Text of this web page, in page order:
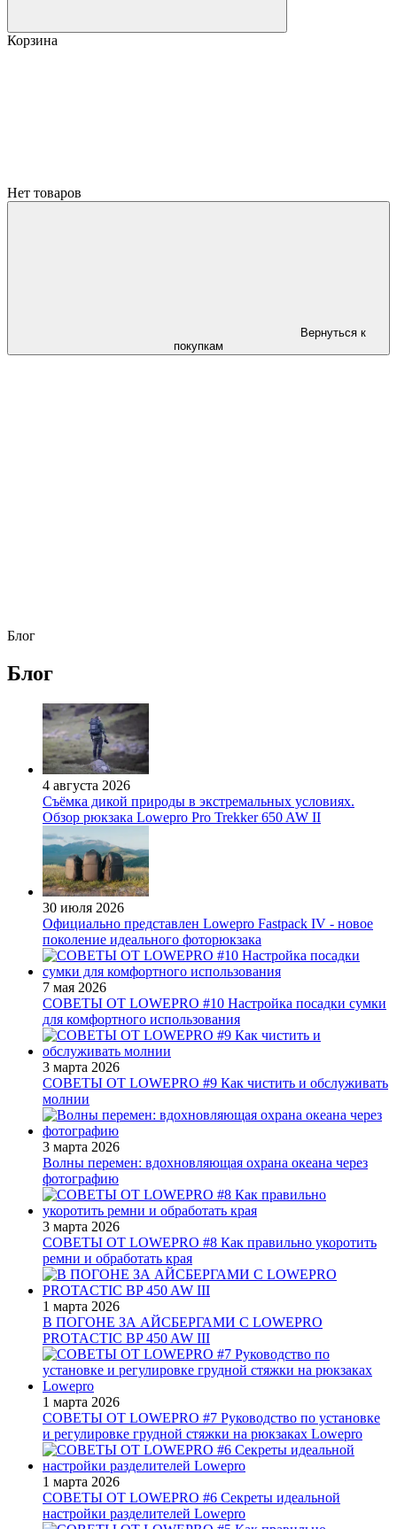
Корзина
Нет товаров
Вернуться к
покупкам
Блог
Блог
4 августа 2026
Съёмка дикой природы в экстремальных условиях.
Обзор рюкзака Lowepro Pro Trekker 650 AW II
30 июля 2026
Официально представлен Lowepro Fastpack IV - новое
поколение идеального фоторюкзака
7 мая 2026
СОВЕТЫ ОТ LOWEPRO #10 Настройка посадки сумки
для комфортного использования
3 марта 2026
СОВЕТЫ ОТ LOWEPRO #9 Как чистить и обслуживать
молнии
3 марта 2026
Волны перемен: вдохновляющая охрана океана через
фотографию
3 марта 2026
СОВЕТЫ ОТ LOWEPRO #8 Как правильно укоротить
ремни и обработать края
1 марта 2026
В ПОГОНЕ ЗА АЙСБЕРГАМИ С LOWEPRO
PROTACTIC BP 450 AW III
1 марта 2026
СОВЕТЫ ОТ LOWEPRO #7 Руководство по установке
и регулировке грудной стяжки на рюкзаках Lowepro
1 марта 2026
СОВЕТЫ ОТ LOWEPRO #6 Секреты идеальной
настройки разделителей Lowepro